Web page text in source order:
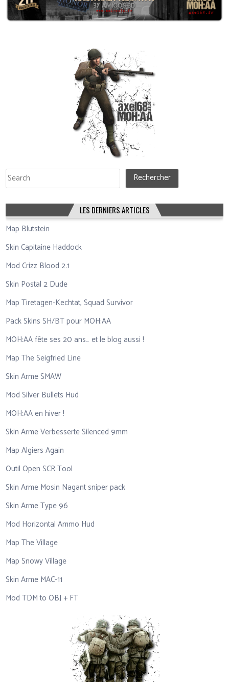
Rechercher Rechercher
LES DERNIERS ARTICLES
Map Blutstein
Skin Capitaine Haddock
Mod Crizz Blood 2.1
Skin Postal 2 Dude
Map Tiretagen-Kechtat, Squad Survivor
Pack Skins SH/BT pour MOH:AA
MOH:AA fête ses 20 ans… et le blog aussi !
Map The Seigfried Line
Skin Arme SMAW
Mod Silver Bullets Hud
MOH:AA en hiver !
Skin Arme Verbesserte Silenced 9mm
Map Algiers Again
Outil Open SCR Tool
Skin Arme Mosin Nagant sniper pack
Skin Arme Type 96
Mod Horizontal Ammo Hud
Map The Village
Map Snowy Village
Skin Arme MAC-11
Mod TDM to OBJ + FT